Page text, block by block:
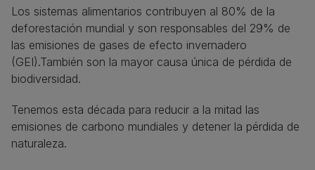
Los sistemas alimentarios contribuyen al 80% de la
deforestación mundial y son responsables del 29% de
las emisiones de gases de efecto invernadero
(GEI).También son la mayor causa única de pérdida de
biodiversidad.
Tenemos esta década para reducir a la mitad las
emisiones de carbono mundiales y detener la pérdida de
naturaleza.